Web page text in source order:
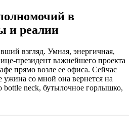
в
и реалии
взгляд. Умная, энергичная,
президент важнейшего проекта
прямо возле ее офиса. Сейчас
ужина со мной она вернется на
bottle neck, бутылочное горлышко,